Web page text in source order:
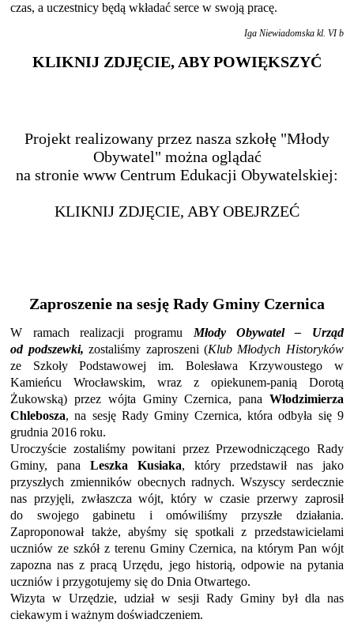
czas, a uczestnicy będą wkładać serce w swoją pracę.
Iga Niewiadomska kl. VI b
KLIKNIJ ZDJĘCIE, ABY POWIĘKSZYĆ
Projekt realizowany przez nasza szkołę "Młody
Obywatel" można oglądać
na stronie www Centrum Edukacji Obywatelskiej:
KLIKNIJ ZDJĘCIE, ABY OBEJRZEĆ
Zaproszenie na sesję Rady Gminy Czernica
W ramach realizacji programu Młody Obywatel – Urząd
od podszewki,zostaliśmy zaproszeni (Klub Młodych Historyków
ze Szkoły Podstawowej im. Bolesława Krzywoustego w
Kamieńcu Wrocławskim, wraz z opiekunem-panią Dorotą
Żukowską) przez wójta Gminy Czernica, pana Włodzimierza
Chlebosza, na sesję Rady Gminy Czernica, która odbyła się 9
grudnia 2016 roku.
Uroczyście zostaliśmy powitani przez Przewodniczącego Rady
Gminy, panaLeszka Kusiaka, który przedstawił nas jako
przyszłych zmienników obecnych radnych. Wszyscy serdecznie
nas przyjęli, zwłaszcza wójt, który w czasie przerwy zaprosił
do swojego gabinetu i omówiliśmy przyszłe działania.
Zaproponował także, abyśmy się spotkali z przedstawicielami
uczniów ze szkół z terenu Gminy Czernica, na którym Pan wójt
zapozna nas z pracą Urzędu, jego historią, odpowie na pytania
uczniów i przygotujemy się do Dnia Otwartego.
Wizyta w Urzędzie, udział w sesji Rady Gminy był dla nas
ciekawym i ważnym doświadczeniem.